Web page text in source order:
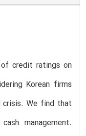
credit ratings on
Korean firms
crisis. We find that
management.